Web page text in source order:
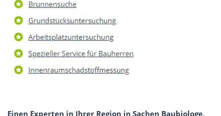
Einen Experten in Ihrer Region in Sachen Baubiologe,